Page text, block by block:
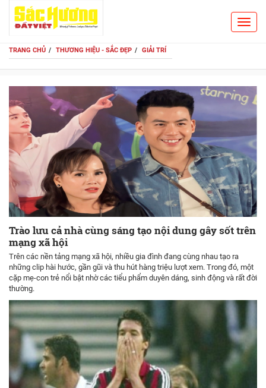
TRANG CHỦ THƯƠNG HIỆU - SẮC ĐẸP GIẢI TRÍ
Trào lưu cả nhà cùng sáng tạo nội dung gây sốt trên
mạng xã hội
Trên các nền tảng mạng xã hội, nhiều gia đình đang cùng nhau tạo ra
những clip hài hước, gần gũi và thu hút hàng triệu lượt xem. Trong đó, một
cặp mẹ-con trẻ nổi bật nhờ các tiểu phẩm duyên dáng, sinh động và rất đời
thường.